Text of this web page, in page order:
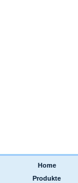
Home
Produkte